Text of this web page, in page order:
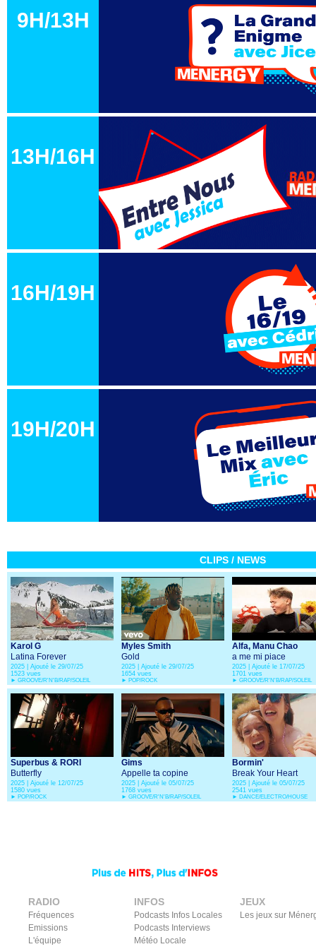
9H/13H
13H/16H
16H/19H
19H/20H
CLIPS / NEWS
RADIO
Fréquences
Emissions
L'équipe
INFOS
Podcasts Infos Locales
Podcasts Interviews
Météo Locale
JEUX
Les jeux sur